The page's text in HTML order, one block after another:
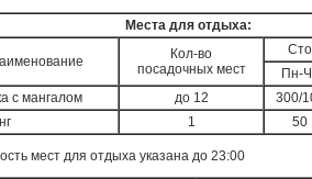
Места для отдыха:
Кол-во
посадочных мест
Пн-
с мангалом
до 12 300/
1 50
мест для отдыха указана до 23:00